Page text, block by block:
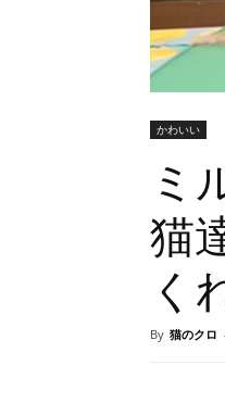
かわいい
ミ
猫
く
By 猫のクロ